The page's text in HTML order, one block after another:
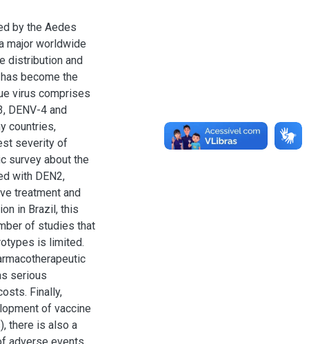
by the Aedes
major worldwide
distribution and
become the
virus comprises
DENV-4 and
countries,
severity of
survey about the
with DEN2,
treatment and
in Brazil, this
of studies that
is limited.
serious
Finally,
of vaccine
there is also a